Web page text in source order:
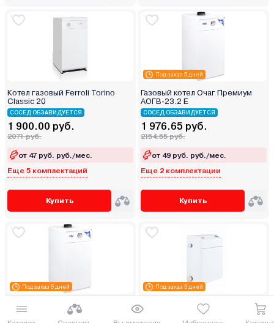
Котел газовый Ferroli Torino
Classic 20
СОСЕД ОБЗАВИДУЕТСЯ
1 900.00 руб.
2071 руб.
от 47 руб. руб./мес.
Еще 5 комплектаций
Купить
Под заказ 5 дней
Газовый котел Очаг Премиум
АОГВ-23.2 Е
СОСЕД ОБЗАВИДУЕТСЯ
1 976.65 руб.
2154.55 руб.
от 49 руб. руб./мес.
Еще 2 комплектации
Купить
Под заказ 5 дней
Газовый котел Очаг Премиум
АКГВ-17.4 Е
Под заказ 5 дней
Газовый котел Очаг Compact
КСГЗ-16 С